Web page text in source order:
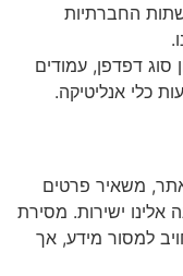
החברתיות
סוג דפדפן, עמודים
משאיר פרטים
אלינו ישירות. מסירת
למסור מידע, אך